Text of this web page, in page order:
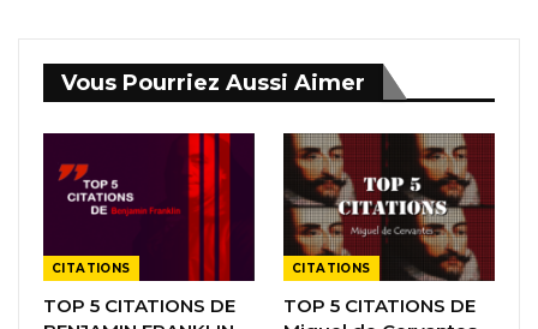
Vous Pourriez Aussi Aimer
CITATIONS
TOP 5 CITATIONS DE
CITATIONS
TOP 5 CITATIONS DE